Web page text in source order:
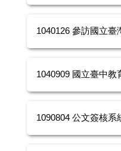
1040126 參訪國立
1040909 國立臺中
1090804 公文簽核